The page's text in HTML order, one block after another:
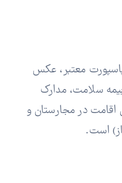
معتبر، عکس
سلامت، مدارک
در مجارستان و
است.